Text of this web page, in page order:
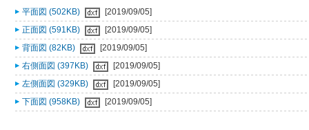
平面図 (502KB)
[2019/09/05]
正面図 (591KB)
[2019/09/05]
背面図 (82KB)
[2019/09/05]
右側面図 (397KB)
[2019/09/05]
左側面図 (329KB)
[2019/09/05]
下面図 (958KB)
[2019/09/05]